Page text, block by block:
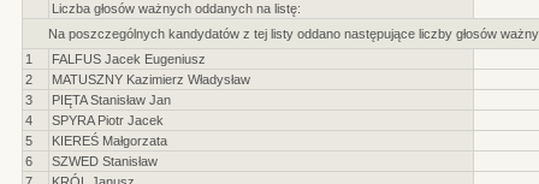
Liczba głosów ważnych oddanych na listę:
Na poszczególnych kandydatów z tej listy oddano następujące liczby głosów
1
FALFUS Jacek Eugeniusz
2
MATUSZNY Kazimierz Władysław
3
PIĘTA Stanisław Jan
4
SPYRA Piotr Jacek
5
KIEREŚ Małgorzata
6
SZWED Stanisław